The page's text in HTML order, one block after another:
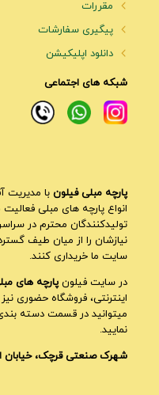
مقررات
پیگیری سفارشات
دانلود اپلیکیشن
شبکه های اجتماعی
پارچه مبلی فیلون با مدیریت
انواع پارچه های مبلی
تولیدکنندگان محترم در
نیازشان را از میان طیف
سایت ما خریداری کنند.
در سایت فیلونپارچه های
اینترنتی، فروشگاه حضوری
میتوانید در قسمت دسته
نمایید.
شهرک صنعتی قرچک، خیابان اشتغال